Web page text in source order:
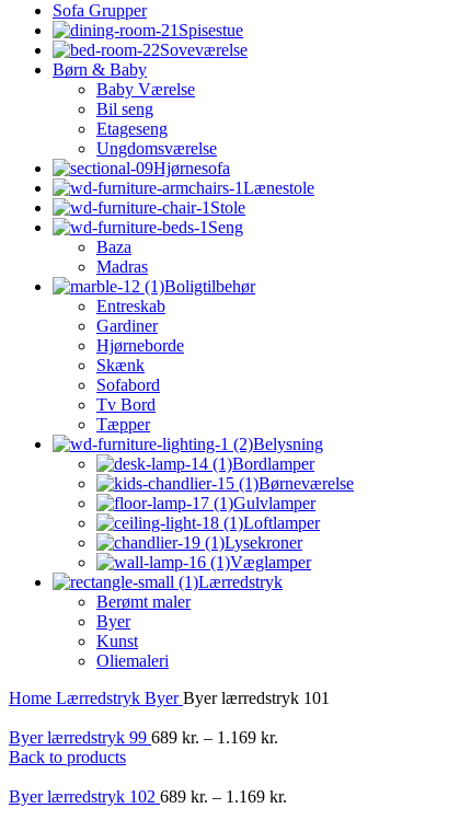
Sofa Grupper
Spisestue
Soveværelse
Børn & Baby
Baby Værelse
Bil seng
Etageseng
Ungdomsværelse
Hjørnesofa
Lænestole
Stole
Seng
Baza
Madras
Boligtilbehør
Entreskab
Gardiner
Hjørneborde
Skænk
Sofabord
Tv Bord
Tæpper
Belysning
Bordlamper
Børneværelse
Gulvlamper
Loftlamper
Lysekroner
Væglamper
Lærredstryk
Berømt maler
Byer
Kunst
Oliemaleri
Home Lærredstryk ByerByer lærredstryk 101
Byer lærredstryk 99 689 kr. – 1.169 kr.
Back to products
Byer lærredstryk 102 689 kr. – 1.169 kr.